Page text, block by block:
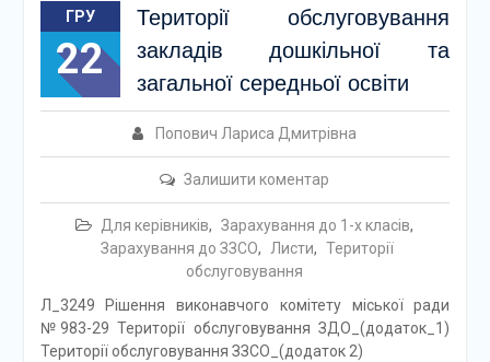
ГРУ
22
Території обслуговування
закладів дошкільної та
загальної середньої освіти
Попович Лариса Дмитрівна
Залишити коментар
Для керівників, Зарахування до 1-х класів,
Зарахування до ЗЗСО, Листи, Території
обслуговування
Л_3249 Рішення виконавчого комітету міської ради
№983-29 Території обслуговування ЗДО_(додаток_1)
Території обслуговування ЗЗСО_(додаток 2)